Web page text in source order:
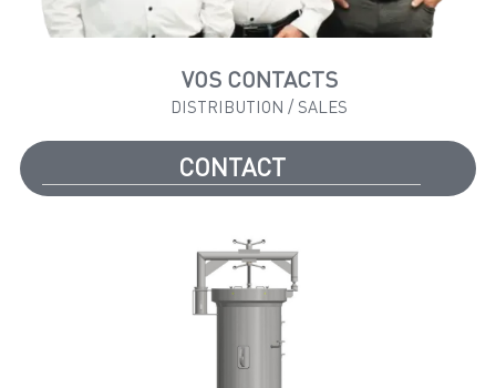
VOS CONTACTS
DISTRIBUTION / SALES
CONTACT